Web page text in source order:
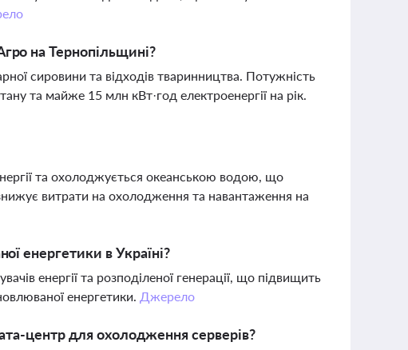
на Тернопільщині?
сировини та відходів тваринництва. Потужність
та майже 15 млн кВт·год електроенергії на рік.
та охолоджується океанською водою, що
витрати на охолодження та навантаження на
енергетики в Україні?
енергії та розподіленої генерації, що підвищить
енергетики. Джерело
центр для охолодження серверів?